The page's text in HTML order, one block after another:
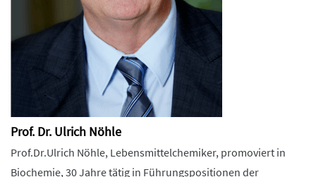
Prof. Dr. Ulrich Nöhle
Prof.Dr.Ulrich Nöhle, Lebensmittelchemiker, promoviert in
Biochemie, 30 Jahre tätig in Führungspositionen der